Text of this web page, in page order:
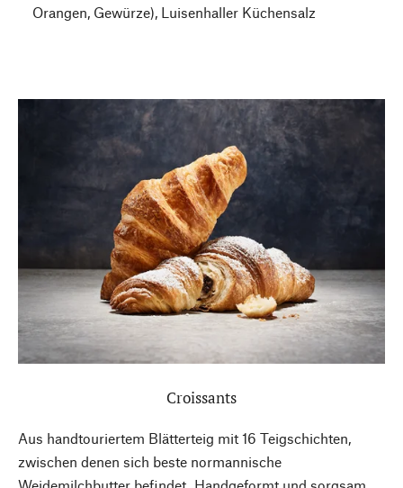
Orangen, Gewürze), Luisenhaller Küchensalz
Croissants
Aus handtouriertem Blätterteig mit 16 Teigschichten,
zwischen denen sich beste normannische